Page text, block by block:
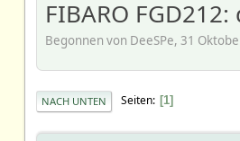
FIBARO
Begonnen von DeeSPe, 31
NACH UNTEN Seiten 1